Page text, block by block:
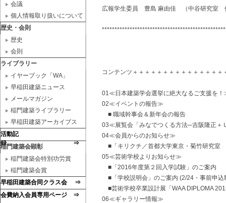
会議
個人情報取り扱いについて
歴史・会則
歴史
会則
ライブラリー
イヤーブック「WA」
早稲田建築ニュース
メールマガジン
稲門建築ライブラリー
早稲田建築アーカイブス
活動記
録 ⇒
稲門建築会顕彰
稲門建築会特別功労賞
稲門建築会賞
早稲田建築合同クラス会 ⇒
会費納入会員専用ページ ⇒
広報学生委員 豊島 麻由佳 （中谷研究室
コンテンツ＋＋＋＋＋＋＋＋＋＋＋＋＋＋
01≪日本建築学会選挙に絶大なるご支援を
02≪イベントの報告≫
■ 職域幹事会＆新年会の報告
03≪展覧会「みなでつくる方法─吉阪隆正＋
04≪会員からのお知らせ≫
■「キリクチ／首都大学東京・菊竹研究室
05≪芸術学校よりお知らせ≫
■「2016年度第２回入学試験」のご案内
■「学校説明会」のご案内 (2/24・事前申込
■芸術学校卒業設計展「WAA DIPLOMA
06≪ギャラリー情報≫